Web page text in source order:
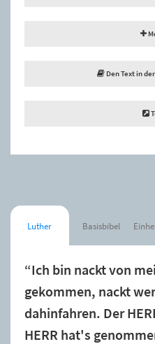
Den Text in
Luther Basisbibel
“Ich bin nackt von
gekommen, nackt
dahinfahren. Der
HERR hat's